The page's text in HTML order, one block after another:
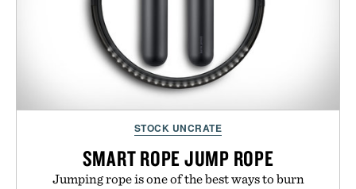
STOCK UNCRATE
SMART ROPE JUMP ROPE
Jumping rope is one of the best ways to burn